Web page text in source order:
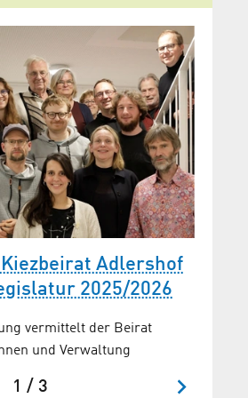
Adlershof
2025/2026
vermittelt der Beirat
und Verwaltung
1 / 3